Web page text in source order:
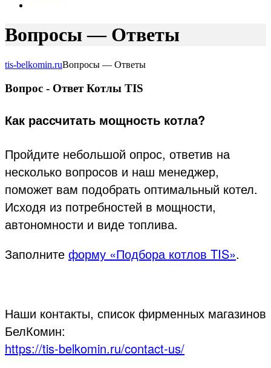
Вопросы — Ответы
tis-belkomin.ruВопросы — Ответы
Вопрос - Ответ Котлы TIS
Как рассчитать мощность котла?
Пройдите небольшой опрос, ответив на
несколько вопросов и наш менеджер,
поможет вам подобрать оптимальный котел.
Исходя из потребностей в мощности,
автономности и виде топлива.
Заполните форму «Подбора котлов TIS».
Наши контакты, список фирменных магазинов
БелКомин:
https://tis-belkomin.ru/contact-us/